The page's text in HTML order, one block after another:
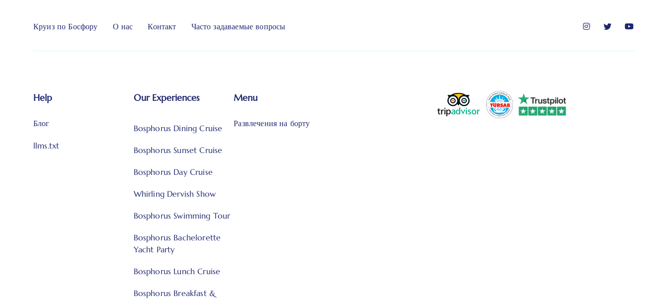
Круиз по Босфору О нас Контакт Часто задаваемые вопросы
Help
Блог
llms.txt
Our Experiences
Bosphorus Dining Cruise
Bosphorus Sunset Cruise
Bosphorus Day Cruise
Whirling Dervish Show
Bosphorus Swimming Tour
Bosphorus Bachelorette
Yacht Party
Bosphorus Lunch Cruise
Bosphorus Breakfast &
Menu
Развлечения на борту